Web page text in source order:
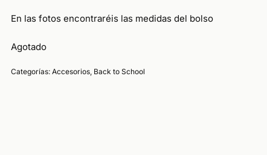
En las fotos encontraréis las medidas del bolso
Agotado
Categorías: Accesorios, Back to School